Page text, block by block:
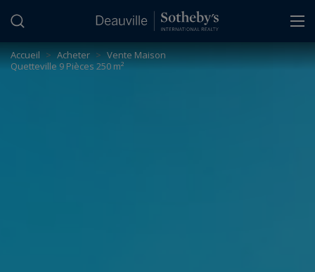
Accueil > Acheter > Vente Maison
Quetteville 9 Pièces 250 m²